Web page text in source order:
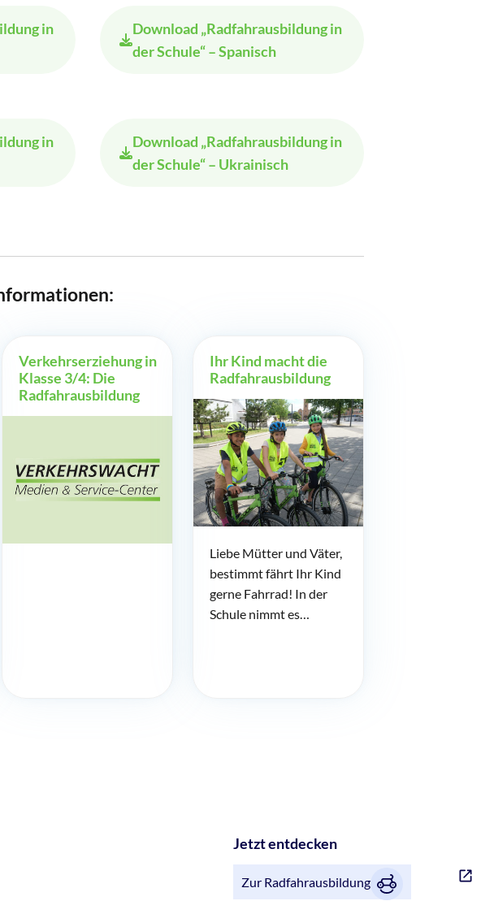
in
Download „Radfahrausbildung in
der Schule“ – Spanisch
in
Download „Radfahrausbildung in
der Schule“ – Ukrainisch
Verkehrserziehung in
Klasse 3/4: Die
Radfahrausbildung
Ihr Kind macht die
Radfahrausbildung
Liebe Mütter und Väter,
bestimmt fährt Ihr Kind
gerne Fahrrad! In der
Schule nimmt es…
Jetzt entdecken
Zur Radfahrausbildung